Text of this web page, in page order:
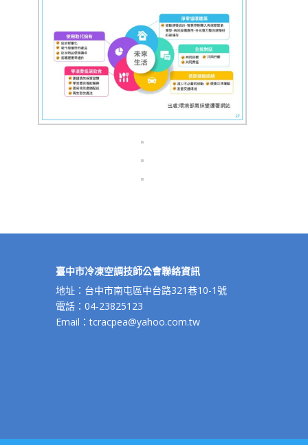
臺中市冷凍空調技師公會聯絡資訊
地址：台中市南屯區中台路321巷10-1號
電話：04-23825123
Email：tcracpea@yahoo.com.tw